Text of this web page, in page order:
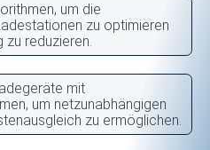
um die
zu optimieren
zu reduzieren.
mit
um netzunabhängigen
zu ermöglichen.